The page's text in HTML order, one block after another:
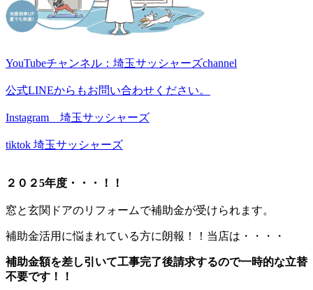
YouTubeチャンネル：埼玉サッシャーズchannel
公式LINEからもお問い合わせください。
Instagram 埼玉サッシャーズ
tiktok 埼玉サッシャーズ
２０２5年度・・・！！
窓と玄関ドアのリフォームで補助金が受けられます。
補助金活用に悩まれている方に朗報！！当店は・・・・
補助金額を差し引いて工事完了後請求するので一時的な立替
不要です！！